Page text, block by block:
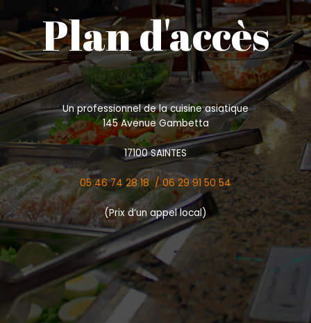
Plan d'accès
Un professionnel de la cuisine asiatique
145 Avenue Gambetta
17100 SAINTES
05 46 74 28 18 /06 29 91 50 54
(Prix d’un appel local)